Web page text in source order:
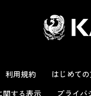
利用規約 はじめて
関する表示
プライバ